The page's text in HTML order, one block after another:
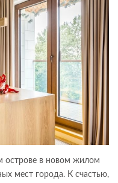
острове в новом жилом
мест города. К счастью,